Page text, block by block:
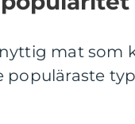
mat som
populäraste